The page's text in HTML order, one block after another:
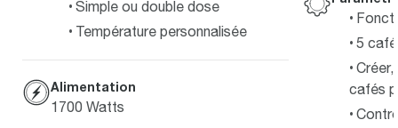
Simple ou double dose
Température personnalisée
Alimentation
1700 Watts
5
cafés